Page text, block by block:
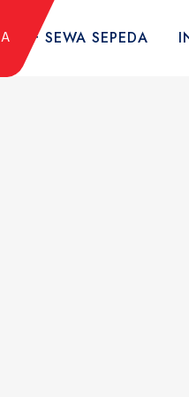
TARIF SEWA SEPEDA